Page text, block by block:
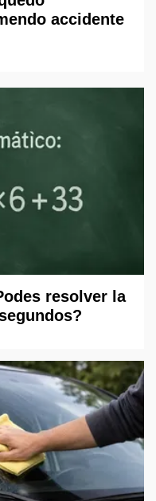
accidente
resolver la